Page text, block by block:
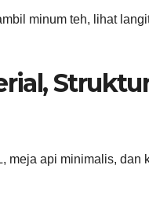
minum teh, lihat